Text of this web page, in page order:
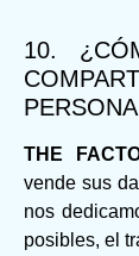
10.
THE
vende sus
nos
posibles, el